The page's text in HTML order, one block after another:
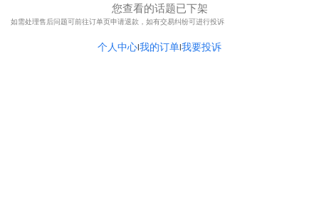
您查看的话题已下架
如需处理售后问题可前往订单页申请退款，如有交易纠纷可进行投诉
个人中心|我的订单|我要投诉